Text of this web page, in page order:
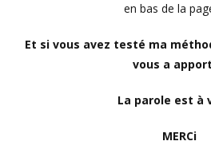
en bas de la
Et si vous avez testé ma
vous a
La parole est à
MERCi